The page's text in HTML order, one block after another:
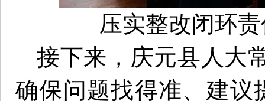
压实整改闭环
接下来，庆元县人大
确保问题找得准、建议